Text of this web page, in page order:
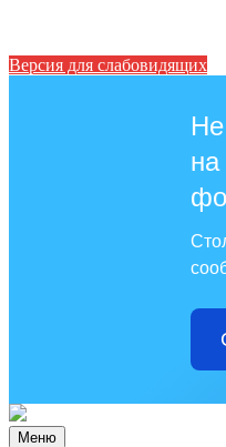
Версия для слабовидящих
на
Меню